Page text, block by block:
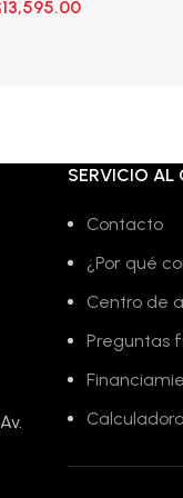
13,595.00El
SERVICIO AL
Contacto
¿Por qué
Centro de
Preguntas